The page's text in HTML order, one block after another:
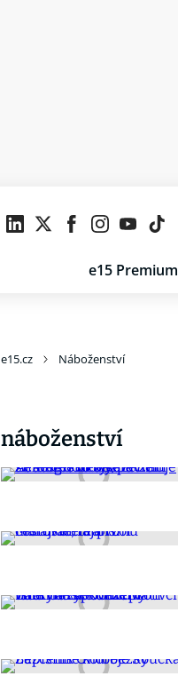
e15 Premium
e15.cz Náboženství
náboženství